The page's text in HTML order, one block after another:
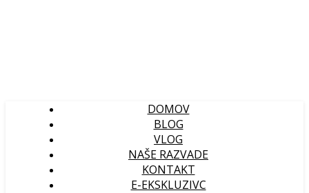
DOMOV
BLOG
VLOG
NAŠE RAZVADE
KONTAKT
E-EKSKLUZIVC